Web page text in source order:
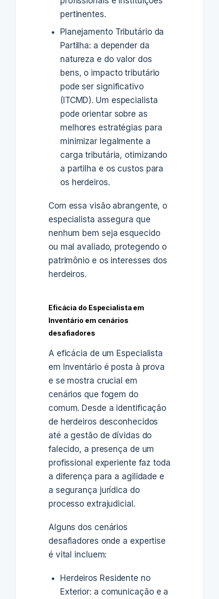
pertinentes.
Planejamento Tributário da
Partilha: a depender da
natureza e do valor dos
bens, o impacto tributário
pode ser significativo
(ITCMD). Um especialista
pode orientar sobre as
melhores estratégias para
minimizar legalmente a
carga tributária, otimizando
a partilha e os custos para
os herdeiros.
Com essa visão abrangente, o
especialista assegura que
nenhum bem seja esquecido
ou mal avaliado, protegendo o
patrimônio e os interesses dos
herdeiros.
Eficácia do Especialista em
Inventário em cenários
desafiadores
A eficácia de um Especialista
em Inventário é posta à prova
e se mostra crucial em
cenários que fogem do
comum. Desde a identificação
de herdeiros desconhecidos
até a gestão de dívidas do
falecido, a presença de um
profissional experiente faz toda
a diferença para a agilidade e
a segurança jurídica do
processo extrajudicial.
Alguns dos cenários
desafiadores onde a expertise
é vital incluem:
Herdeiros Residente no
Exterior: a comunicação e a